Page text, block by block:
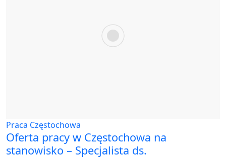
Praca Częstochowa
Oferta pracy w Częstochowa na
stanowisko – Specjalista ds.